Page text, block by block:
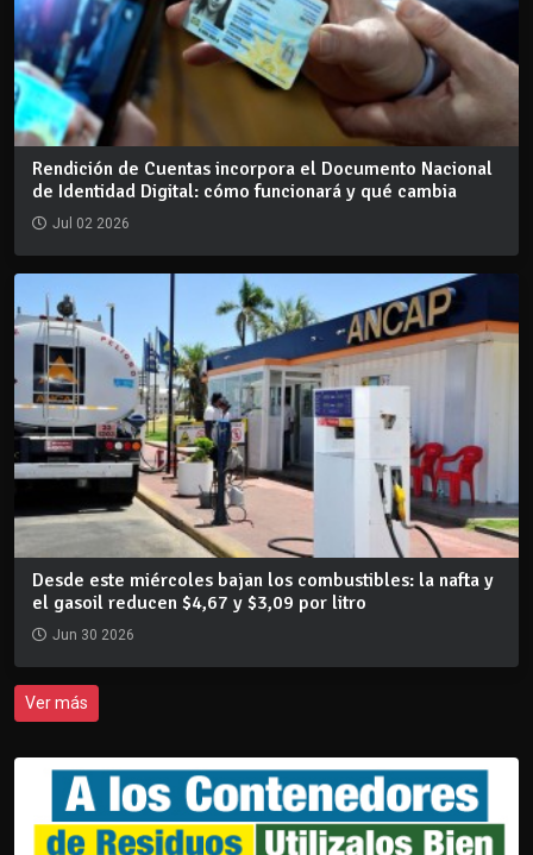
Rendición de Cuentas incorpora el Documento Nacional
de Identidad Digital: cómo funcionará y qué cambia
Jul 02 2026
Desde este miércoles bajan los combustibles: la nafta y
el gasoil reducen $4,67 y $3,09 por litro
Jun 30 2026
Ver más